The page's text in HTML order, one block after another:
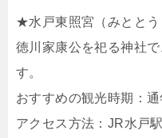
★水戸東照宮（みととう
徳川家康公を祀る神社
す。
おすすめの観光時期：通
アクセス方法：JR水戸